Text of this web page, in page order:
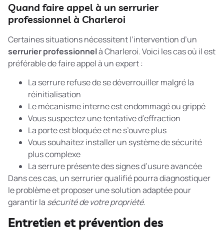
Quand faire appel à un serrurier
professionnel à Charleroi
Certaines situations nécessitent l’intervention d’un
serrurier professionnelà Charleroi. Voici les cas où il est
préférable de faire appel à un expert :
La serrure refuse de se déverrouiller malgré la
réinitialisation
Le mécanisme interne est endommagé ou grippé
Vous suspectez une tentative d’effraction
La porte est bloquée et ne s’ouvre plus
Vous souhaitez installer un système de sécurité
plus complexe
La serrure présente des signes d’usure avancée
Dans ces cas, un serrurier qualifié pourra diagnostiquer
le problème et proposer une solution adaptée pour
garantir la sécurité de votre propriété.
Entretien et prévention des